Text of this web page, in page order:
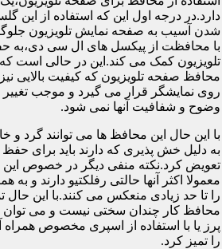
دارد.در درجه اول این که استفاده از این
شدن آسیب به صفحه نمایش تلویزیون
با محافظت از پیکسل های ال سی دی،به
تلویزیون کمک می کند.این در حالی است که
محافظ صفحه تلویزیون که کیفیت بالایی
روی نمایشگر قرار می گیرد و موجب تغییر
وضوح و شفافیت آنها نمی شود.
با این حال این محافظ ها می توانند گرد و
به دلیل خش پذیری که دارند باید برای حفظ
تعویض کرد.نکته منفی دیگر در خصوص
معمولا اکثر آنها حالتی رفلکتیو دارند و
را تا حد زیادی منعکس می کنند.با این
محافظ کار چندان سختی نیست و می توان
پرز یا با استفاده از اسپری مخصوص همراه
را تمیز کرد.